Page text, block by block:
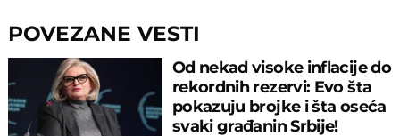
POVEZANE VESTI
Od nekad visoke inflacije do
rekordnih rezervi: Evo šta
pokazuju brojke i šta oseća
svaki građanin Srbije!